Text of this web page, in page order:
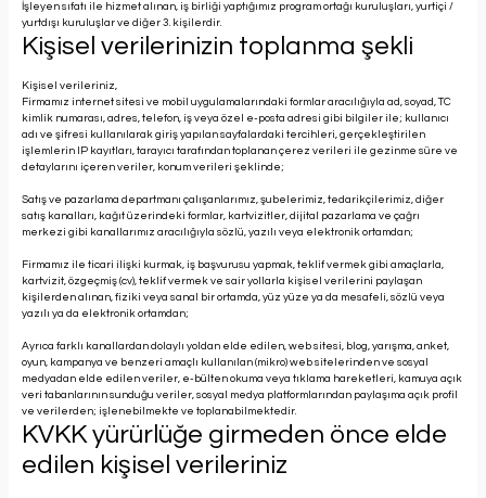
İşleyen sıfatı ile hizmet alınan, iş birliği yaptığımız program ortağı kuruluşları, yurtiçi /
yurtdışı kuruluşlar ve diğer 3. kişilerdir.
Kişisel verilerinizin toplanma şekli
Kişisel verileriniz,
Firmamız internet sitesi ve mobil uygulamalarındaki formlar aracılığıyla ad, soyad, TC
kimlik numarası, adres, telefon, iş veya özel e-posta adresi gibi bilgiler ile; kullanıcı
adı ve şifresi kullanılarak giriş yapılan sayfalardaki tercihleri, gerçekleştirilen
işlemlerin IP kayıtları, tarayıcı tarafından toplanan çerez verileri ile gezinme süre ve
detaylarını içeren veriler, konum verileri şeklinde;
Satış ve pazarlama departmanı çalışanlarımız, şubelerimiz, tedarikçilerimiz, diğer
satış kanalları, kağıt üzerindeki formlar, kartvizitler, dijital pazarlama ve çağrı
merkezi gibi kanallarımız aracılığıyla sözlü, yazılı veya elektronik ortamdan;
Firmamız ile ticari ilişki kurmak, iş başvurusu yapmak, teklif vermek gibi amaçlarla,
kartvizit, özgeçmiş (cv), teklif vermek ve sair yollarla kişisel verilerini paylaşan
kişilerden alınan, fiziki veya sanal bir ortamda, yüz yüze ya da mesafeli, sözlü veya
yazılı ya da elektronik ortamdan;
Ayrıca farklı kanallardan dolaylı yoldan elde edilen, web sitesi, blog, yarışma, anket,
oyun, kampanya ve benzeri amaçlı kullanılan (mikro) web sitelerinden ve sosyal
medyadan elde edilen veriler, e-bülten okuma veya tıklama hareketleri, kamuya açık
veri tabanlarının sunduğu veriler, sosyal medya platformlarından paylaşıma açık profil
ve verilerden; işlenebilmekte ve toplanabilmektedir.
KVKK yürürlüğe girmeden önce elde
edilen kişisel verileriniz